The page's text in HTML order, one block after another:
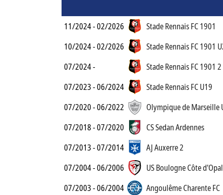
11/2024 - 02/2026 Stade Rennais FC 1901
10/2024 - 02/2026
Stade Rennais FC 1901
07/2024 -
Stade Rennais FC 1901 2
07/2023 - 06/2024
Stade Rennais FC U19
07/2020 - 06/2022
Olympique de Marseille
07/2018 - 07/2020
CS Sedan Ardennes
07/2013 - 07/2014
AJ Auxerre 2
07/2004 - 06/2006
US Boulogne Côte
07/2003 - 06/2004
Angoulême Charente FC